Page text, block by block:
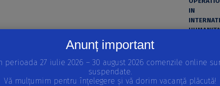
ȘTIINȚA MODERNĂ ȘI MATERIALISMUL
Anunț important
perioada 27 iulie 2026 – 30 august 2026 comenzile online
suspendate.
Vă mulțumim pentru înțelegere și vă dorim vacanță plăcută!